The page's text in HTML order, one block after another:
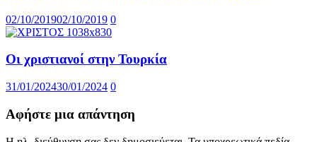
02/10/201902/10/2019 0
Οι χριστιανοί στην Τουρκία
31/01/202430/01/2024 0
Αφήστε μια απάντηση